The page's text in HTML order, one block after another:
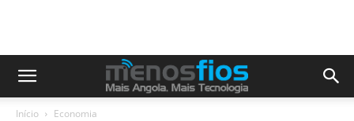
Início Economia